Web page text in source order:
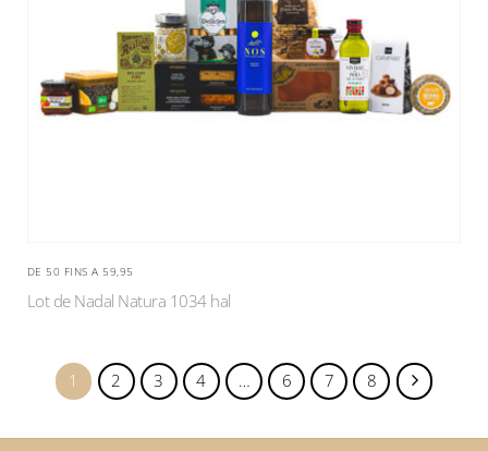
DE 50 FINS A 59,95
Lot de Nadal Natura 1034 hal
1 2 3 4 … 6 7 8